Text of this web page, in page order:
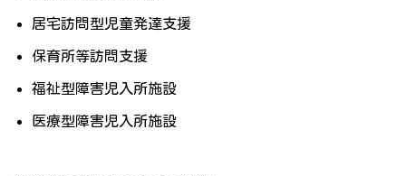
居宅訪問型児童発達支援
保育所等訪問支援
福祉型障害児入所施設
医療型障害児入所施設